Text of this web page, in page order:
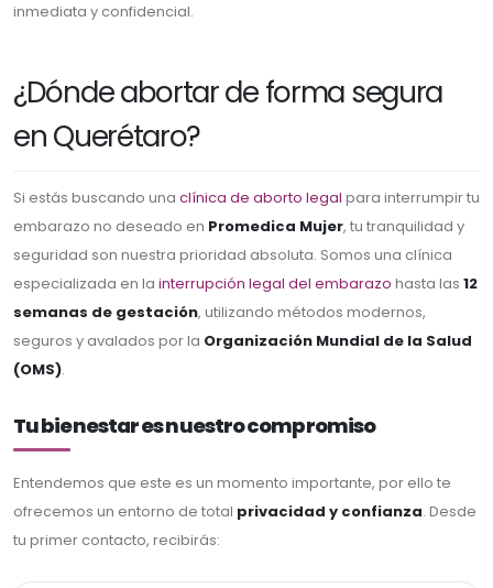
inmediata y confidencial.
¿Dónde abortar de forma segura
en Querétaro?
Si estás buscando una clínica de aborto legal para interrumpir tu
embarazo no deseado en Promedica Mujer, tu tranquilidad y
seguridad son nuestra prioridad absoluta. Somos una clínica
especializada en la interrupción legal del embarazo hasta las 12
semanas de gestación, utilizando métodos modernos,
seguros y avalados por la Organización Mundial de la Salud
(OMS).
Tu bienestar es nuestro compromiso
Entendemos que este es un momento importante, por ello te
ofrecemos un entorno de total privacidad y confianza. Desde
tu primer contacto, recibirás: